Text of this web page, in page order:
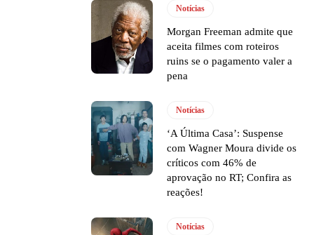
Notícias
Morgan Freeman admite que
aceita filmes com roteiros
ruins se o pagamento valer a
pena
Notícias
‘A Última Casa’: Suspense
com Wagner Moura divide os
críticos com 46% de
aprovação no RT; Confira as
reações!
Notícias